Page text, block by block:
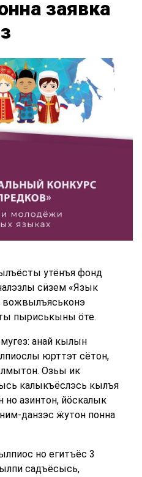
заявка
утёнъя фонд
сӥзем «Язык
вожвылъяськонэ
пыриськыны ӧте.
анай кылын
юрттэт сётон,
Озьы ик
калыкъёслэсь кылъя
но азинтон, йӧскалык
данзэс ӝутон понна
но егитъёс 3
садъёсысь,